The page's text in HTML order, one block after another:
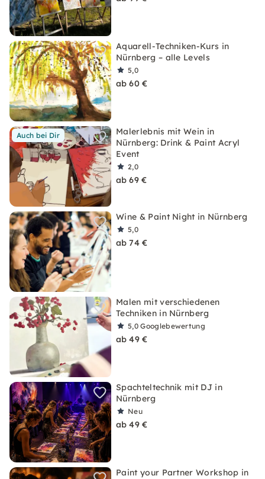
Aquarell-Techniken-Kurs in
Nürnberg – alle Levels
5,0
ab 60 €
Auch bei Dir
Malerlebnis mit Wein in
Nürnberg: Drink & Paint Acryl
Event
2,0
ab 69 €
Wine & Paint Night in Nürnberg
5,0
ab 74 €
Malen mit verschiedenen
Techniken in Nürnberg
5,0Googlebewertung
ab 49 €
Spachteltechnik mit DJ in
Nürnberg
Neu
ab 49 €
Paint your Partner Workshop in